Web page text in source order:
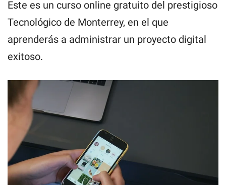
Este es un curso online gratuito del prestigioso
Tecnológico de Monterrey, en el que
aprenderás a administrar un proyecto digital
exitoso.